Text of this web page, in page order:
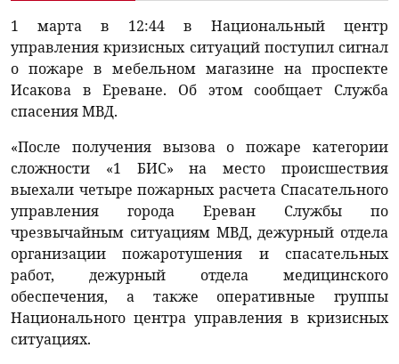
1 марта в 12:44 в Национальный центр
управления кризисных ситуаций поступил сигнал
о пожаре в мебельном магазине на проспекте
Исакова в Ереване. Об этом сообщает Служба
спасения МВД.
«После получения вызова о пожаре категории
сложности «1 БИС» на место происшествия
выехали четыре пожарных расчета Спасательного
управления города Ереван Службы по
чрезвычайным ситуациям МВД, дежурный отдела
организации пожаротушения и спасательных
работ, дежурный отдела медицинского
обеспечения, а также оперативные группы
Национального центра управления в кризисных
ситуациях.